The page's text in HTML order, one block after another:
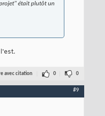
était plutôt un
avec citation 0 0
#9